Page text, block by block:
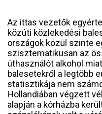
Az ittas vezetők
közúti közlekedési
országok közül szinte
szisztematikusan az
úthasználót alkohol
balesetekről a legtöbb
statisztikája nem
Hollandiában végzett
alapján a kórházba